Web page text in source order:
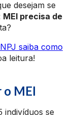
desejam se
MEI precisa de
saiba como
leitura!
o MEI
indivíduos se